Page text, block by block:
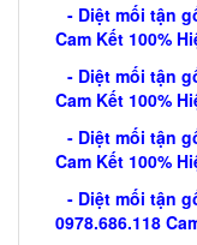
- Diệt mối tận
Cam Kết 100%
- Diệt mối tận
Cam Kết 100%
- Diệt mối tận
Cam Kết 100%
- Diệt mối tận
0978.686.118